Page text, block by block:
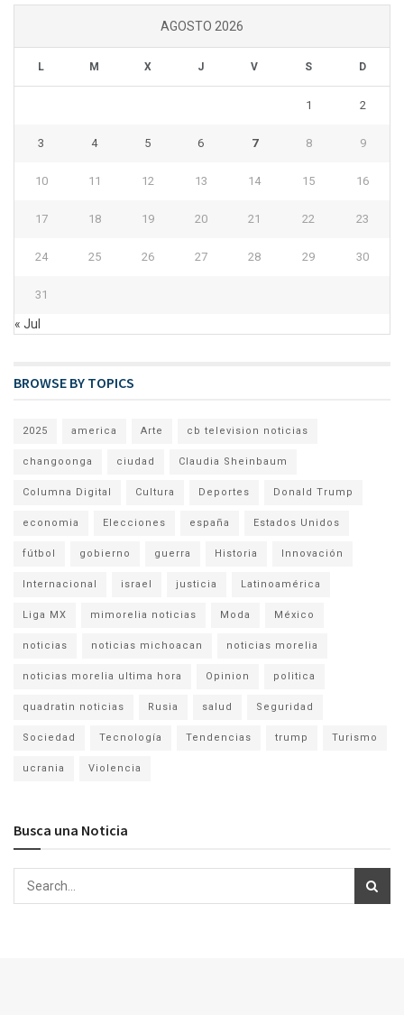
AGOSTO 2026
L M X J V S D
1 2
3 4 5 6 7 8 9
10 11 12 13 14 15 16
17 18 19 20 21 22 23
24 25 26 27 28 29 30
31
« Jul
BROWSE BY TOPICS
2025 america Arte cb television noticias
changoonga ciudad Claudia Sheinbaum
Columna Digital Cultura Deportes Donald Trump
economia Elecciones españa Estados Unidos
fútbol gobierno guerra Historia Innovación
Internacional israel justicia Latinoamérica
Liga MX mimorelia noticias Moda México
noticias noticias michoacan noticias morelia
noticias morelia ultima hora Opinion politica
quadratin noticias Rusia salud Seguridad
Sociedad Tecnología Tendencias trump Turismo
ucrania Violencia
Busca una Noticia